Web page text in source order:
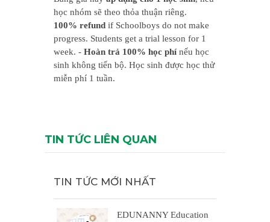
học nhóm sẽ theo thỏa thuận riêng.
100% refund if Schoolboys do not make
progress. Students get a trial lesson for 1
week. - Hoàn trả 100% học phí nếu học
sinh không tiến bộ. Học sinh được học thử
miễn phí 1 tuần.
TIN TỨC LIÊN QUAN
TIN TỨC MỚI NHẤT
EDUNANNY Education